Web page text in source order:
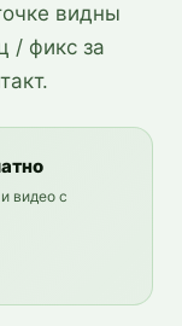
видны
/ фикс за
видео с